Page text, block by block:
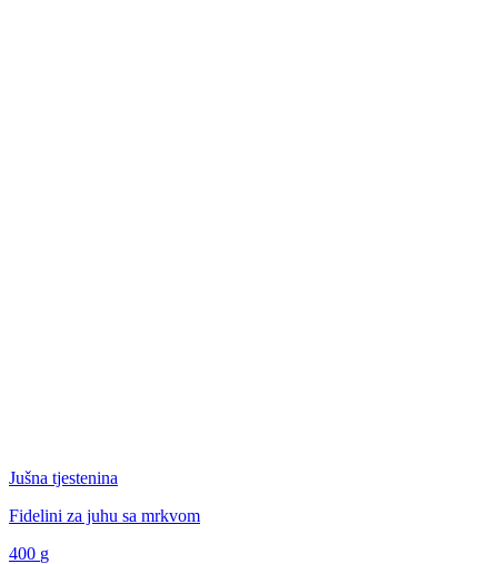
Jušna tjestenina
Fidelini za juhu sa mrkvom
400 g